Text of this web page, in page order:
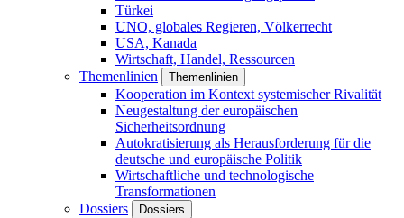
Türkei
UNO, globales Regieren, Völkerrecht
USA, Kanada
Wirtschaft, Handel, Ressourcen
Themenlinien
Themenlinien
Kooperation im Kontext systemischer Rivalität
Neugestaltung der europäischen
Sicherheitsordnung
Autokratisierung als Herausforderung für die
deutsche und europäische Politik
Wirtschaftliche und technologische
Transformationen
Dossiers
Dossiers